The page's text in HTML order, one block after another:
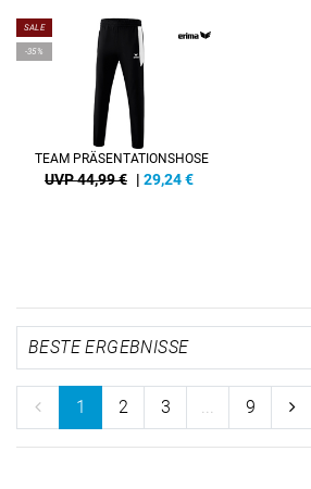
SALE
-35%
TEAM PRÄSENTATIONSHOSE
UVP 44,99 € | 29,24€
1 2 3 ... 9